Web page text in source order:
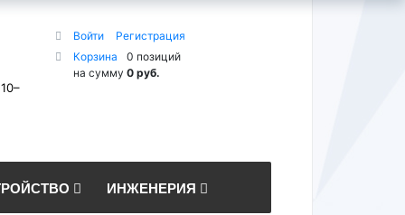
Войти
Регистрация
Корзина
0 позиций
на сумму 0 руб.
ИНЖЕНЕРИЯ